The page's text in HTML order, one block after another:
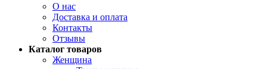
О нас
Доставка и оплата
Контакты
Отзывы
Каталог товаров
Женщина